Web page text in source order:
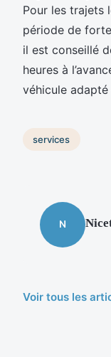
Pour les trajets
période de
il est conseillé
heures à
véhicule
services
N
Voir tous les